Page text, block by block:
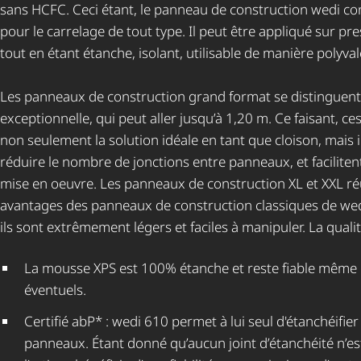
sans HCFC. Ceci étant, le panneau de construction wedi
pour le carrelage de tout type. Il peut être appliqué sur
tout en étant étanche, isolant, utilisable de manière
Les panneaux de construction grand format se
exceptionnelle, qui peut aller jusqu’à 1,20 m. Ce faisant,
non seulement la solution idéale en tant que cloison, mais
réduire le nombre de jonctions entre panneaux, et
mise en oeuvre. Les panneaux de construction XL et XXL
avantages des panneaux de construction classiques de
ils sont extrêmement légers et faciles à manipuler. La
La mousse XPS est 100% étanche et reste fiable
éventuels.
Certifié abP* : wedi 610 permet à lui seul
panneaux. Étant donné qu’aucun joint d’étanchéité